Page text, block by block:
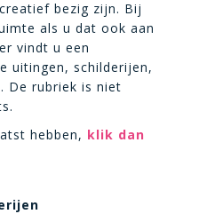
bezig zijn. Bij
als u dat ook aan
vindt u een
uitingen, schilderijen,
De rubriek is niet
hebben, klik dan